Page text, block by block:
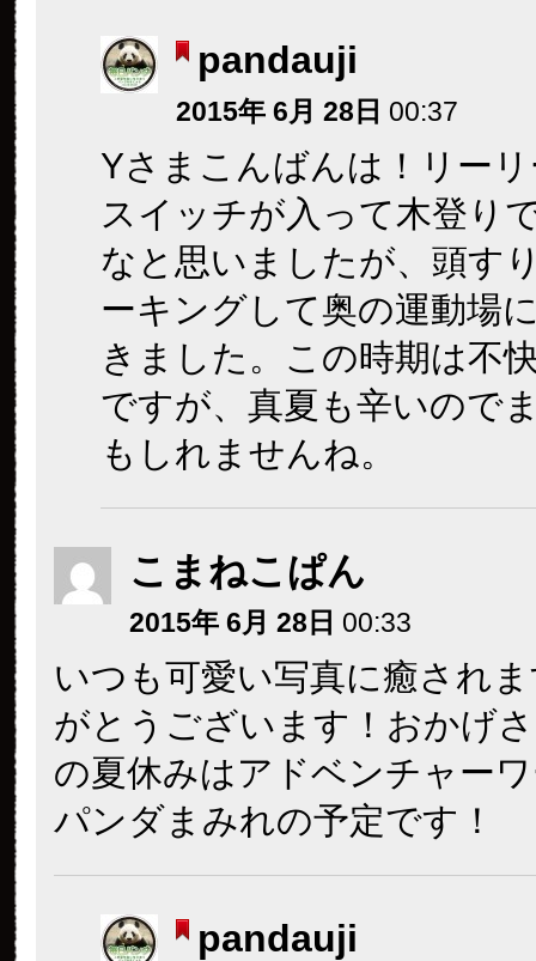
pandauji
2015年 6月 28日 00:37
Yさまこんばんは！リー
スイッチが入って木登り
なと思いましたが、頭す
ーキングして奥の運動場
きました。この時期は不
ですが、真夏も辛いので
もしれませんね。
こまねこぱん
2015年 6月 28日 00:33
いつも可愛い写真に癒され
がとうございます！おかげ
の夏休みはアドベンチャー
パンダまみれの予定です！
pandauji